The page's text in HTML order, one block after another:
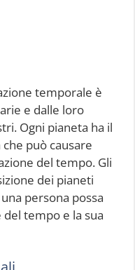
temporale è
e dalle loro
Ogni pianeta ha il
può causare
del tempo. Gli
dei pianeti
persona possa
tempo e la sua